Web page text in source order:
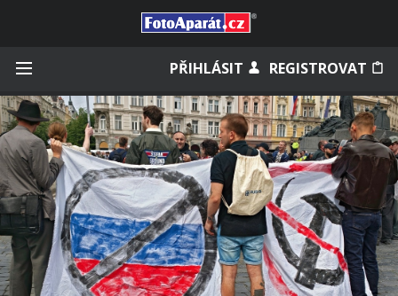
PŘIHLÁSIT REGISTROVAT
Zapamatovat
Zapomněli jste heslo?
Měli jste účet na starém webu?